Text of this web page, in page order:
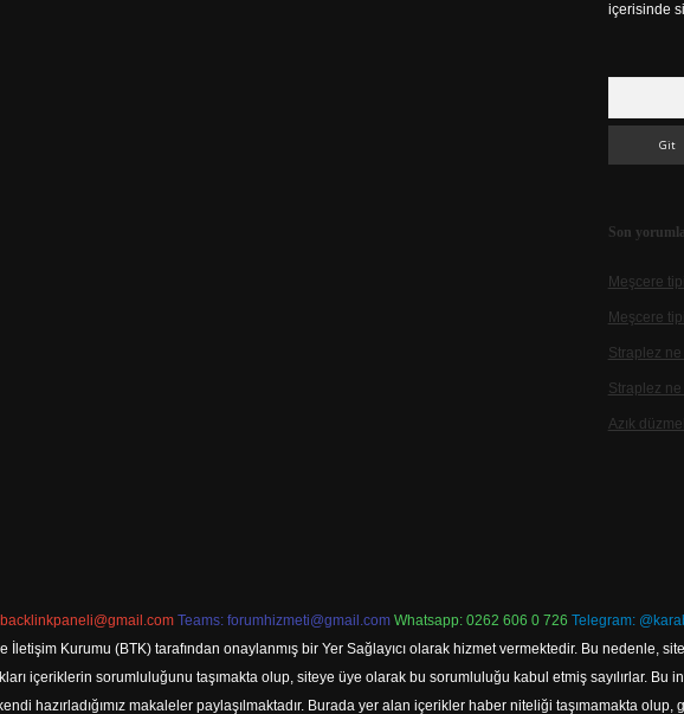
içerisinde
Son
Meşcere
Meşcere
Straplez
Straplez
Azık
backlinkpaneli@gmail.com Teams: forumhizmeti@gmail.com Whatsapp: 0262 606 0 726 Telegram:
Kurumu (BTK) tarafından onaylanmış bir Yer Sağlayıcı olarak hizmet vermektedir. Bu nedenle,
içeriklerin sorumluluğunu taşımakta olup, siteye üye olarak bu sorumluluğu kabul etmiş sayılırlar. Bu
hazırladığımız makaleler paylaşılmaktadır. Burada yer alan içerikler haber niteliği taşımamakta